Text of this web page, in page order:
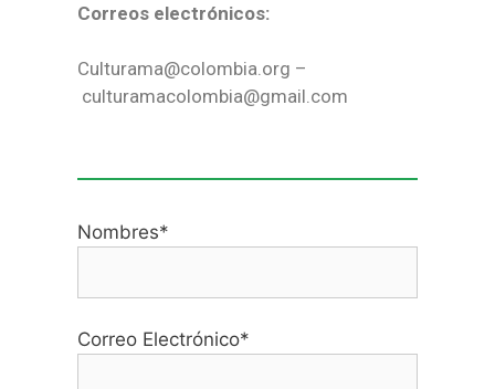
Correos electrónicos:
Culturama@colombia.org –
culturamacolombia@gmail.com
Nombres*
Correo Electrónico*